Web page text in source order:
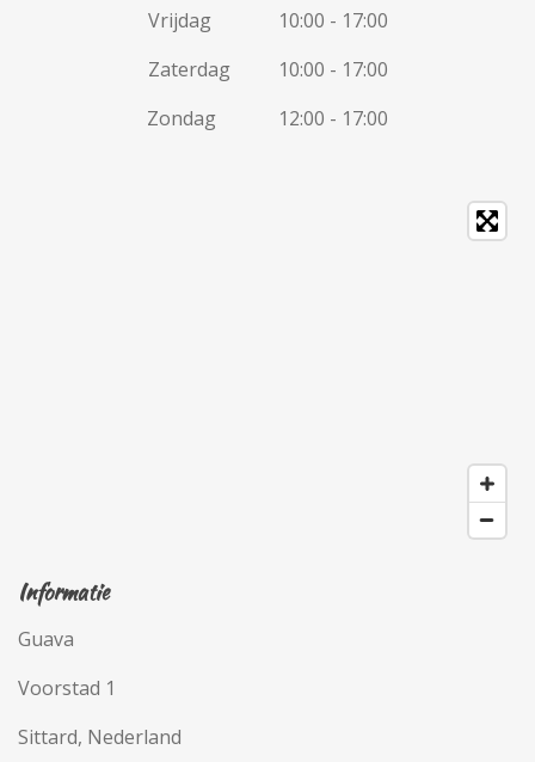
Vrijdag 10:00 - 17:00
Zaterdag 10:00 - 17:00
Zondag 12:00 - 17:00
Informatie
Guava
Voorstad 1
Sittard, Nederland